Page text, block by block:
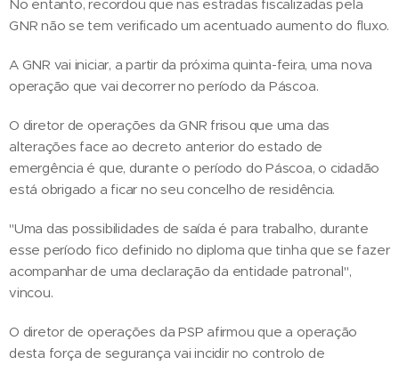
No entanto, recordou que nas estradas fiscalizadas pela
GNR não se tem verificado um acentuado aumento do fluxo.
A GNR vai iniciar, a partir da próxima quinta-feira, uma nova
operação que vai decorrer no período da Páscoa.
O diretor de operações da GNR frisou que uma das
alterações face ao decreto anterior do estado de
emergência é que, durante o período do Páscoa, o cidadão
está obrigado a ficar no seu concelho de residência.
"Uma das possibilidades de saída é para trabalho, durante
esse período fico definido no diploma que tinha que se fazer
acompanhar de uma declaração da entidade patronal",
vincou.
O diretor de operações da PSP afirmou que a operação
desta força de segurança vai incidir no controlo de